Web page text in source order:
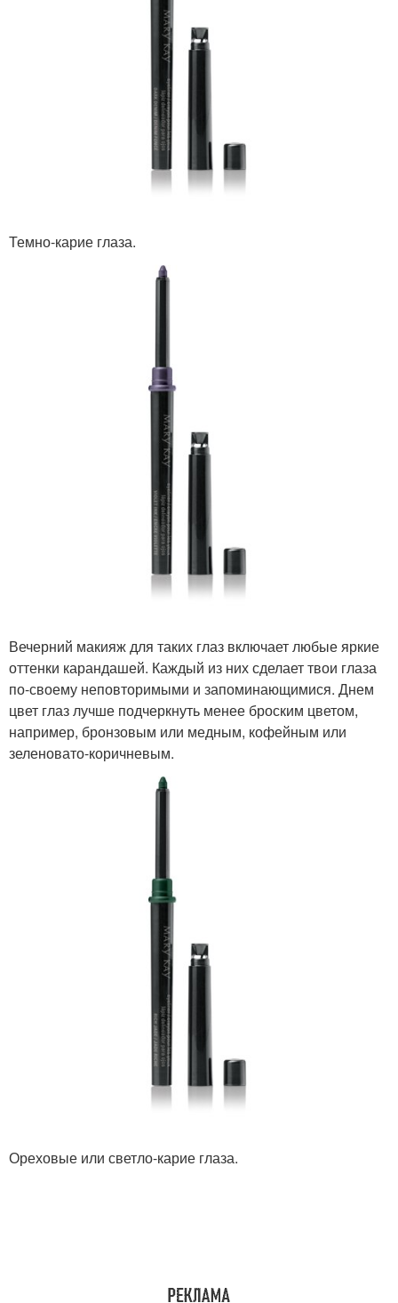
Темно-карие глаза.
Вечерний макияж для таких глаз включает любые яркие
оттенки карандашей. Каждый из них сделает твои глаза
по-своему неповторимыми и запоминающимися. Днем
цвет глаз лучше подчеркнуть менее броским цветом,
например, бронзовым или медным, кофейным или
зеленовато-коричневым.
Ореховые или светло-карие глаза.